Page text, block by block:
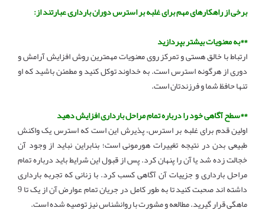
برخی از راهکارهای مهم برای غلبه بر استرس دوران بارداری عبارتند از:
**به معنویات بیشتر بپردازید
ارتباط با خالق هستی و تمرکز روی معنویات مهمترین روش افزایش آرامش و
دوری از هرگونه استرس است. به خداوند توکل کنید و مطمئن باشید که او
تنها حافظ شما و فرزندتان است.
**سطح آگاهی خود را درباره تمام مراحل بارداری افزایش دهید
اولین قدم برای غلبه بر استرس، پذیرش این است که استرس یک واکنش
طبیعی بدن در نتیجه تغییرات هورمونی است؛ بنابراین نباید از وجود آن
خجالت زده شد یا آن را پنهان کرد. پس از قبول این شرایط باید درباره تمام
مراحل بارداری و جزییات آن آگاهی کسب کرد. با زنانی که تجربه بارداری
داشته اند صحبت کنید تا به طور کامل در جریان تمام عوارض آن از یک تا 9
ماهگی قرار گیرید. مطالعه و مشورت با روانشناس نیز توصیه شده است.